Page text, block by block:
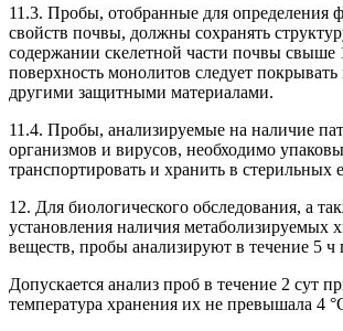
11.3. Пробы, отобранные для определения
свойств почвы, должны сохранять
содержании скелетной части почвы свыше
поверхность монолитов следует
другими защитными материалами.
11.4. Пробы, анализируемые на наличие
организмов и вирусов, необходимо
транспортировать и хранить в стерильных
12. Для биологического обследования, а
установления наличия метаболизируемых
веществ, пробы анализируют в течение 5 ч
Допускается анализ проб в течение 2 сут
температура хранения их не превышала 4